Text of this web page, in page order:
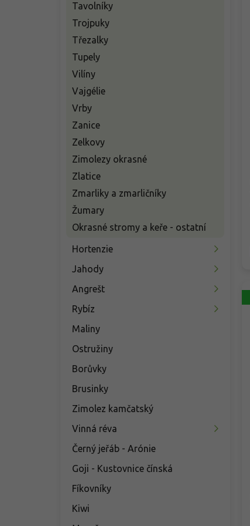
Tavolníky
Trojpuky
Třezalky
Tupely
Vilíny
Vajgélie
Vrby
Zanice
Zelkovy
Zimolezy okrasné
Zlatice
Zmarliky a zmarličníky
Žumary
Okrasné stromy a keře - ostatní
Hortenzie
Jahody
Angrešt
Rybíz
Maliny
Ostružiny
Borůvky
Brusinky
Zimolez kamčatský
Vinná réva
Černý jeřáb - Arónie
Goji - Kustovnice čínská
Fíkovníky
Kiwi